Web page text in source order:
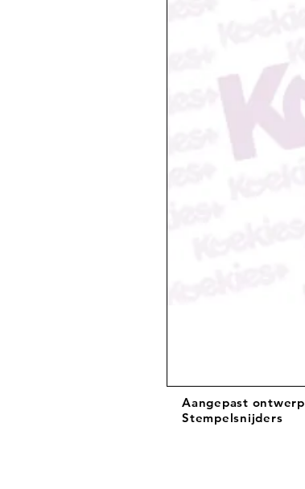
Aangepast ontwerp
Stempelsnijders